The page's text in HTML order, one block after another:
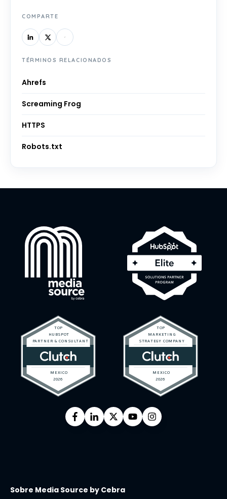
COMPARTE
TÉRMINOS RELACIONADOS
Ahrefs
Screaming Frog
HTTPS
Robots.txt
Sobre Media Source by Cebra